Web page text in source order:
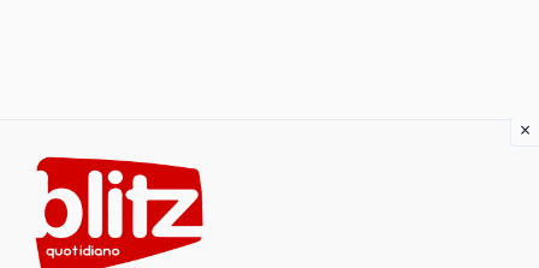
content
×